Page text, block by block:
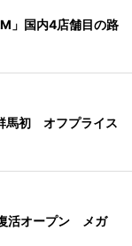
」国内4店舗目の路
馬初 オフプライス
活オープン メガ